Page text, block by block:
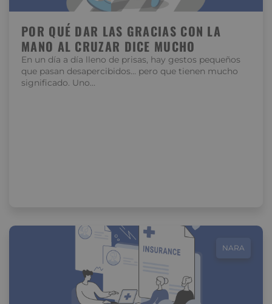
POR QUÉ DAR LAS GRACIAS CON LA
MANO AL CRUZAR DICE MUCHO
En un día a día lleno de prisas, hay gestos pequeños
que pasan desapercibidos… pero que tienen mucho
significado. Uno…
NARA